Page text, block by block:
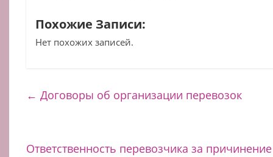
Похожие Записи:
Нет похожих записей.
← Договоры об организации перевозок
Ответственность перевозчика за